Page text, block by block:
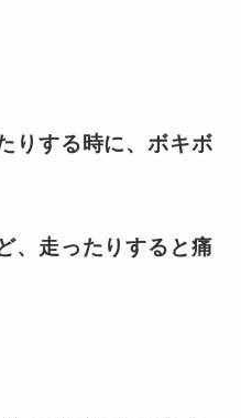
りする時に、ボキボ
、走ったりすると痛